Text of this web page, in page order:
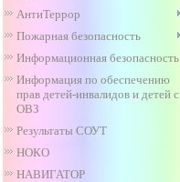
АнтиТеррор
Пожарная безопасность
Информационная безопасность
Информация по обеспечению
прав детей-инвалидов и детей с
ОВЗ
Результаты СОУТ
НОКО
НАВИГАТОР